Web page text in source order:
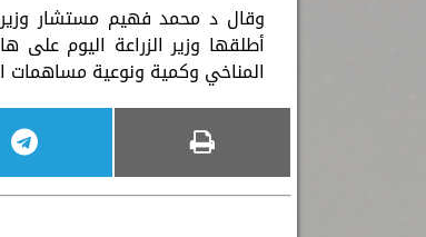
وقال د محمد فهيم مستشار وزير
أطلقها وزير الزراعة اليوم
المناخي وكمية ونوعية مساهمات